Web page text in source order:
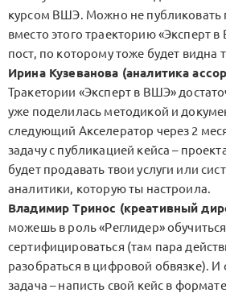
курсом ВШЭ. Можно не публиковать
вместо этого траекторию «Эксперт
пост, по которому тоже будет видна
Ирина Кузеванова (аналитика
Тракетории «Эксперт в ВШЭ»
уже поделилась методикой и
следующий Акселератор через 2
задачу с публикацией кейса –
будет продавать твои услуги или
аналитики, которую ты настроила.
Владимир Тринос (креативный
можешь в роль «Реглидер»
сертифицироваться (там пара
разобраться в цифровой обвязке).
задача – написть свой кейс в